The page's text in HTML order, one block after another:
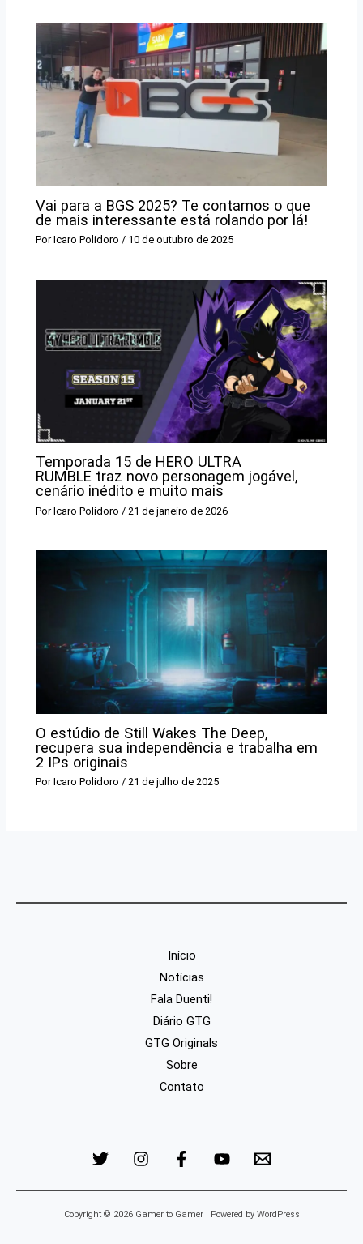
Vai para a BGS 2025? Te contamos o que
de mais interessante está rolando por lá!
PorIcaro Polidoro / 10 de outubro de 2025
Temporada 15 de HERO ULTRA
RUMBLE traz novo personagem jogável,
cenário inédito e muito mais
PorIcaro Polidoro / 21 de janeiro de 2026
O estúdio de Still Wakes The Deep,
recupera sua independência e trabalha em
2 IPs originais
PorIcaro Polidoro/21 de julho de 2025
Início
Notícias
Fala Duenti!
Diário GTG
GTG Originals
Sobre
Contato
Copyright © 2026 Gamer to Gamer | Powered by WordPress